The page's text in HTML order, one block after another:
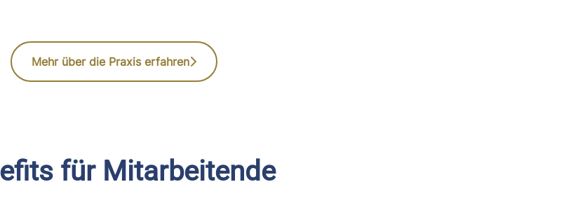
Mehr über die Praxis erfahren
für Mitarbeitende